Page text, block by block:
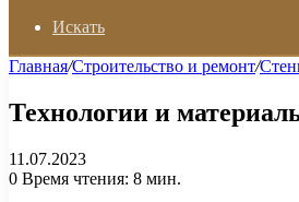
Искать
Главная/Строительство и ремонт/
Технологии и
11.07.2023
0 Время чтения: 8 мин.